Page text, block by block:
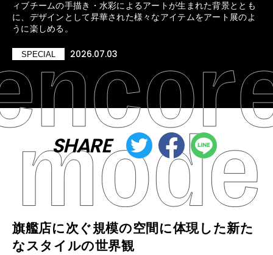
ィブチームの手描き・水彩によるアートが生まれた背景ととも
に、デザインとして昇華された様々なアイテムをアート展のよ
うに楽しめる。
SPECIAL 2026.07.03
SHARE
旗艦店に次ぐ規模の空間に体現した新た
なスタイルの世界観